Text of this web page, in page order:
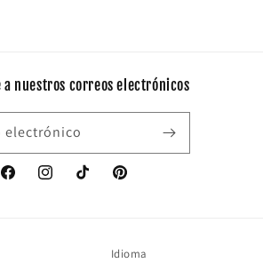
a nuestros correos electrónicos
electrónico
FacebookInstagramTikTok Pinterest
Idioma